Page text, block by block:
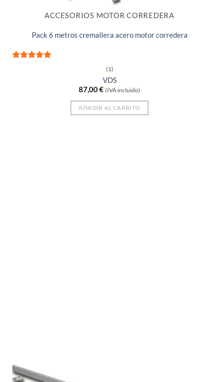
ACCESORIOS MOTOR CORREDERA
Pack 6 metros cremallera acero motor corredera
(1)
VDS
87,00€ (IVA incluido)
AÑADIR AL CARRITO